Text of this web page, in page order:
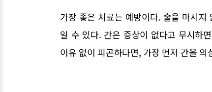
가장 좋은 치료는 예방이다. 술을 마시
일 수 있다. 간은 증상이 없다고 무시하
이유 없이 피곤하다면, 가장 먼저 간을 의